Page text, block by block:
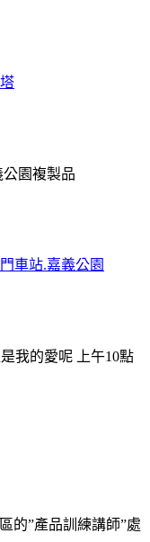
園複製品
車站.嘉義公園
我的愛呢 上午10點
的”產品訓練講師”處